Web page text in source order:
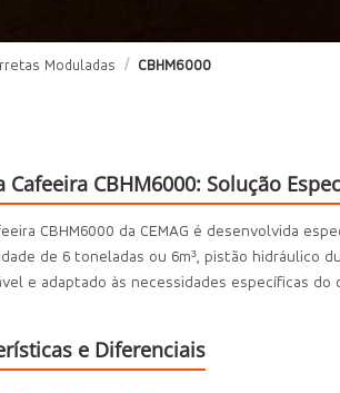
Moduladas CBHM6000
CBHM6000: Solução
CBHM6000 da CEMAG é desenvolvida
de 6 toneladas ou 6m³, pistão hidráulico
e adaptado às necessidades específicas do
e Diferenciais